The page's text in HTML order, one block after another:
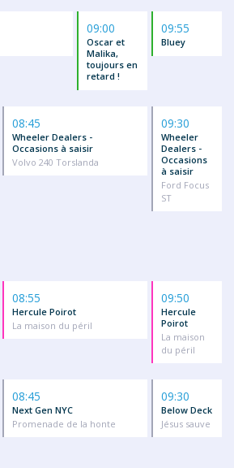
09:00
Oscar et
Malika,
toujours en
retard !
09:55
Bluey
08:45
Wheeler Dealers -
Occasions à saisir
Volvo 240 Torslanda
09:30
Wheeler
Dealers -
Occasions
à saisir
Ford Focus
ST
08:55
Hercule Poirot
La maison du péril
09:50
Hercule
Poirot
La maison
du péril
08:45
Next Gen NYC
Promenade de la honte
09:30
Below Deck
Jésus sauve